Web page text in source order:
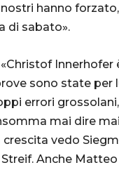
hanno
di sabato».
«Christof Innerhofer
sono state per
errori
mai dire
vedo
Anche